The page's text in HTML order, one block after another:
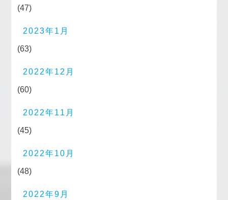
(47)
2023年1月
(63)
2022年12月
(60)
2022年11月
(45)
2022年10月
(48)
2022年9月